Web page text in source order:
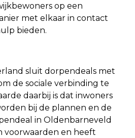
op een
met elkaar in contact
bieden.
sluit dorpendeals met
de sociale verbinding te
daarbij is dat inwoners
bij de plannen en de
in Oldenbarneveld
voorwaarden en heeft